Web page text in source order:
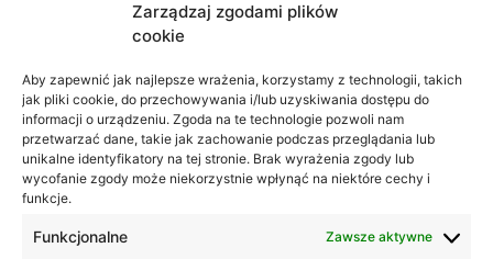
Zarządzaj zgodami plików
cookie
Aby zapewnić jak najlepsze wrażenia, korzystamy z technologii, takich
jak pliki cookie, do przechowywania i/lub uzyskiwania dostępu do
informacji o urządzeniu. Zgoda na te technologie pozwoli nam
przetwarzać dane, takie jak zachowanie podczas przeglądania lub
unikalne identyfikatory na tej stronie. Brak wyrażenia zgody lub
wycofanie zgody może niekorzystnie wpłynąć na niektóre cechy i
funkcje.
Funkcjonalne Zawsze aktywne
Akademia
WSEI
ul.
Projektowa
4